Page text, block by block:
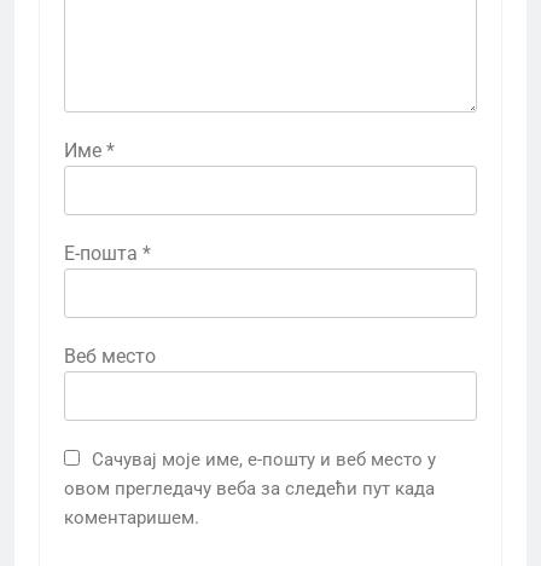
Име *
Е-пошта *
Веб место
Сачувај моје име, е-пошту и веб место у
овом прегледачу веба за следећи пут када
коментаришем.